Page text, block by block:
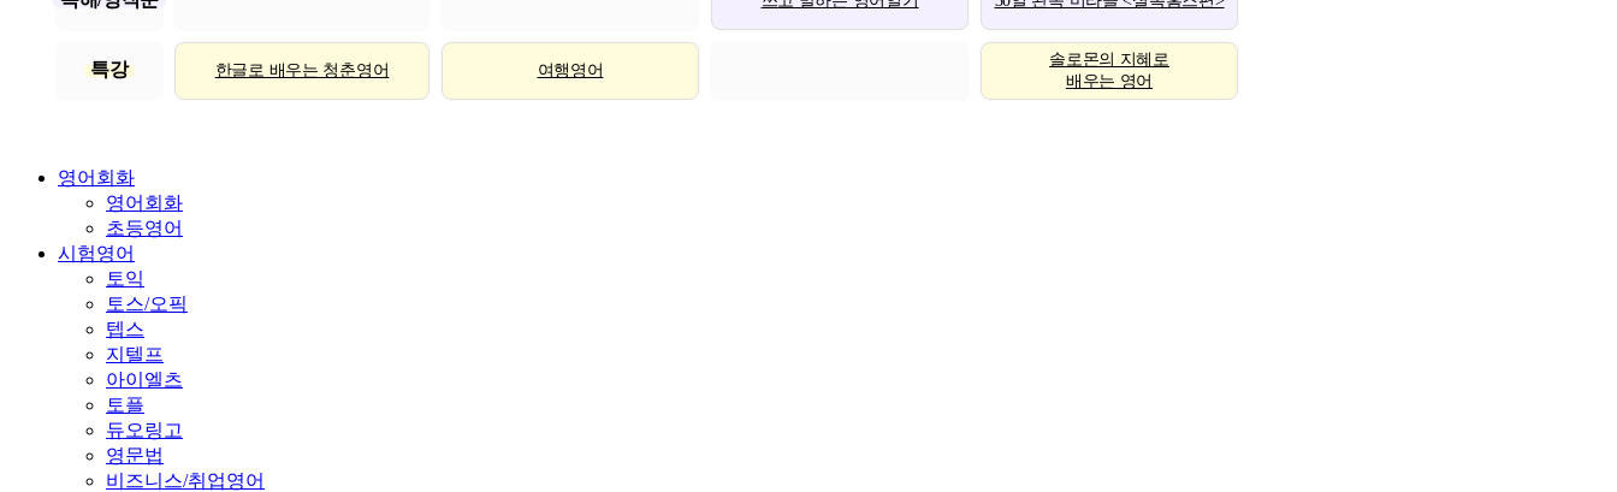
특강 한글로 배우는 청춘영어 여행영어
솔로몬의 지혜로
배우는 영어
영어회화
영어회화
초등영어
시험영어
토익
토스/오픽
텝스
지텔프
아이엘츠
토플
듀오링고
영문법
비즈니스/취업영어